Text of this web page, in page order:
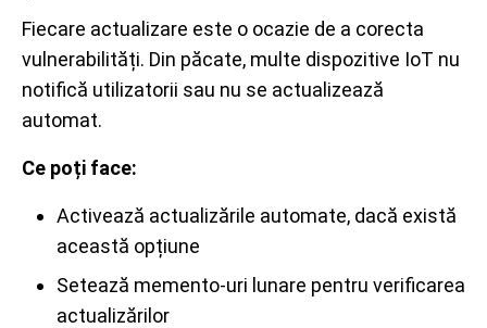
Fiecare actualizare este o ocazie de a corecta
vulnerabilități. Din păcate, multe dispozitive IoT nu
notifică utilizatorii sau nu se actualizează
automat.
Ce poți face:
Activează actualizările automate, dacă există
această opțiune
Setează memento-uri lunare pentru verificarea
actualizărilor